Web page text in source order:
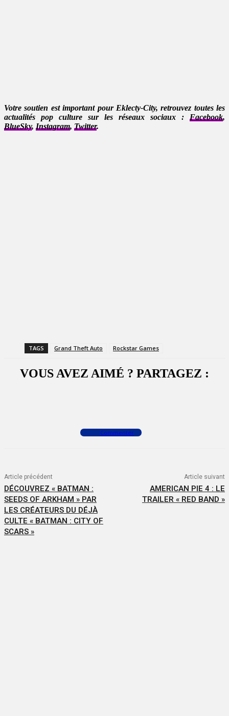
Votre soutien est important pour Eklecty-City, retrouvez toutes les
actualités pop culture sur les réseaux sociaux : Facebook,
BlueSky, Instagram, Twitter.
TAGS Grand Theft Auto Rockstar Games
VOUS AVEZ AIMÉ ? PARTAGEZ :
Commenter
Article précédent
DÉCOUVREZ « BATMAN :
SEEDS OF ARKHAM » PAR
LES CRÉATEURS DU DÉJÀ
CULTE « BATMAN : CITY OF
SCARS »
Article suivant
AMERICAN PIE 4 : LE
TRAILER « RED BAND »